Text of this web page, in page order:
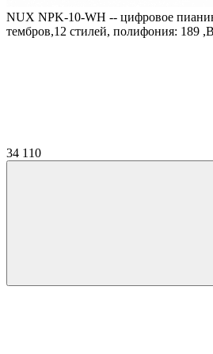
NUX NPK-10-WH -- цифровое
тембров,12 стилей, полифония: 189
34 110